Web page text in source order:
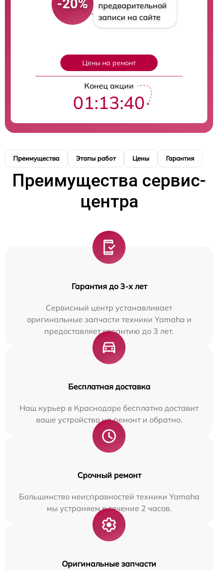
-20%
предварительной
записи на сайте
Цены на ремонт
Конец акции
01:13:40
Преимущества Этапы работ Цены Гарантия
Преимущества сервис-
центра
Гарантия до 3-х лет
Сервисный центр устанавливает
оригинальные запчасти техники Yamaha и
предоставляет гарантию до 3 лет.
Бесплатная доставка
Наш курьер в Краснодаре бесплатно доставит
ваше устройство на ремонт и обратно.
Срочный ремонт
Большинство неисправностей техники Yamaha
мы устраняем в течение 2 часов.
Оригинальные запчасти